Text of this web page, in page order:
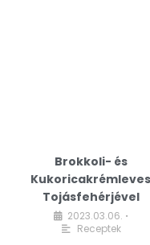
Brokkoli- és
Kukoricakrémleves
Tojásfehérjével
2023.03.06. •
Receptek